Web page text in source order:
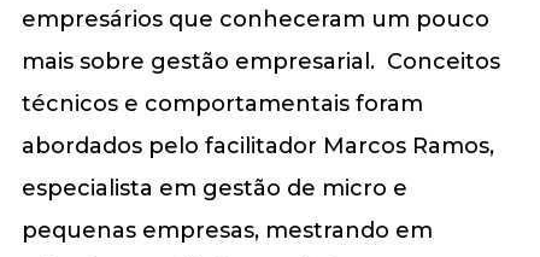
empresários que conheceram um pouco
mais sobre gestão empresarial. Conceitos
técnicos e comportamentais foram
abordados pelo facilitador Marcos Ramos,
especialista em gestão de micro e
pequenas empresas, mestrando em